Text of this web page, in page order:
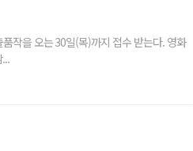
작을 오는 30일(목)까지 접수 받는다. 영화